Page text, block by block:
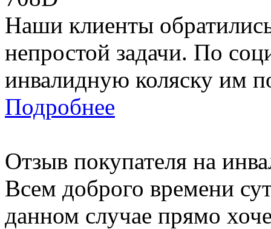
Наши клиенты
непростой задачи. По
инвалидную коляску им
Подробнее
Отзыв покупателя на
Всем доброго времени
данном случае прямо